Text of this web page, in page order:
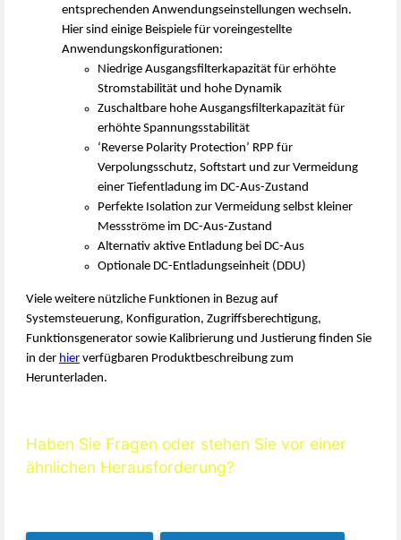
entsprechenden Anwendungseinstellungen wechseln.
Hier sind einige Beispiele für voreingestellte
Anwendungskonfigurationen:
Niedrige Ausgangsfilterkapazität für erhöhte
Stromstabilität und hohe Dynamik
Zuschaltbare hohe Ausgangsfilterkapazität für
erhöhte Spannungsstabilität
‘Reverse Polarity Protection’ RPP für
Verpolungsschutz, Softstart und zur Vermeidung
einer Tiefentladung im DC-Aus-Zustand
Perfekte Isolation zur Vermeidung selbst kleiner
Messströme im DC-Aus-Zustand
Alternativ aktive Entladung bei DC-Aus
Optionale DC-Entladungseinheit (DDU)
Viele weitere nützliche Funktionen in Bezug auf
Systemsteuerung, Konfiguration, Zugriffsberechtigung,
Funktionsgenerator sowie Kalibrierung und Justierung finden Sie
in der hier verfügbaren Produktbeschreibung zum
Herunterladen.
Haben Sie Fragen oder stehen Sie vor einer
ähnlichen Herausforderung?